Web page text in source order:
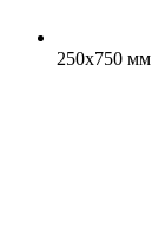
250x750 мм